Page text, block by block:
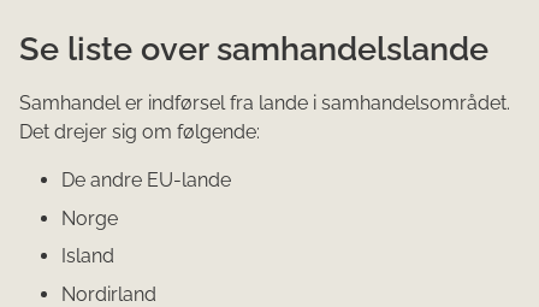
Se liste over samhandelslande
Samhandel er indførsel fra lande i samhandelsområdet.
Det drejer sig om følgende:
De andre EU-lande
Norge
Island
Nordirland